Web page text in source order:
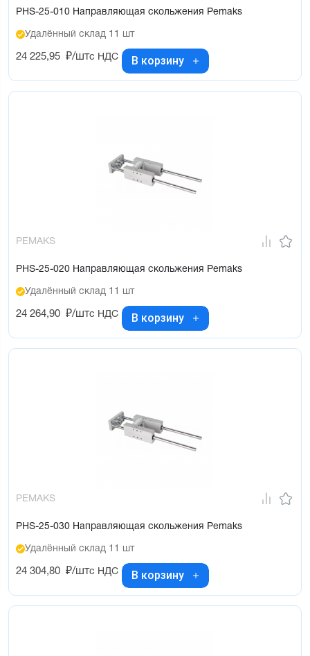
PHS-25-010 Направляющая скольжения Pemaks
Удалённый склад 11 шт
24 225,95 ₽/штс НДС В корзину
PEMAKS
PHS-25-020 Направляющая скольжения Pemaks
Удалённый склад 11 шт
24 264,90 ₽/штс НДС В корзину
PEMAKS
PHS-25-030 Направляющая скольжения Pemaks
Удалённый склад 11 шт
24 304,80 ₽/штс НДС В корзину